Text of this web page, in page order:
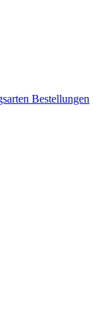
Bestellungen